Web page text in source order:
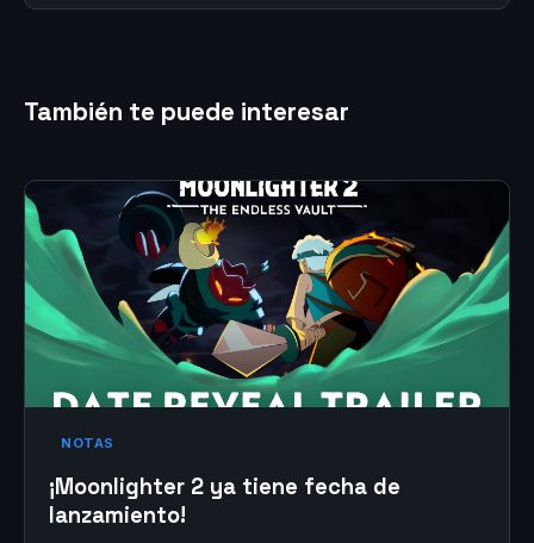
También te puede interesar
NOTAS
¡Moonlighter 2 ya tiene fecha de
lanzamiento!